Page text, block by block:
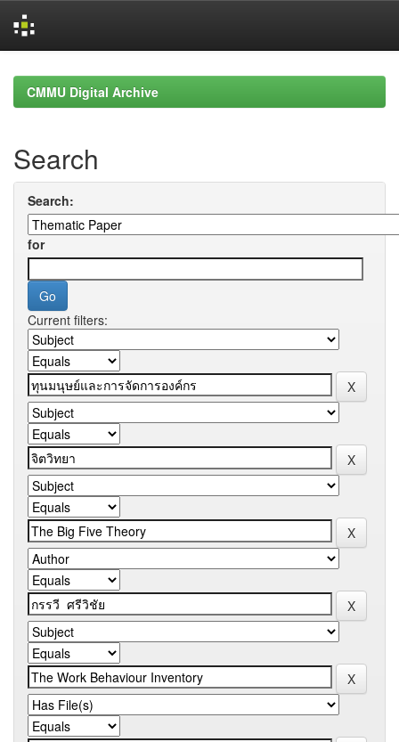
navigationCMMU Digital Archive
Search
Search:
for
Current filters: